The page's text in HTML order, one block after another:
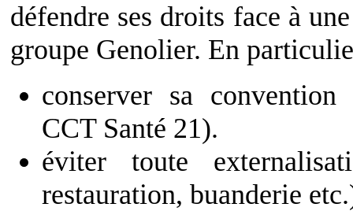
défendre ses droits face à
groupe Genolier. En
conserver sa
CCT Santé 21).
éviter toute
restauration, buanderie